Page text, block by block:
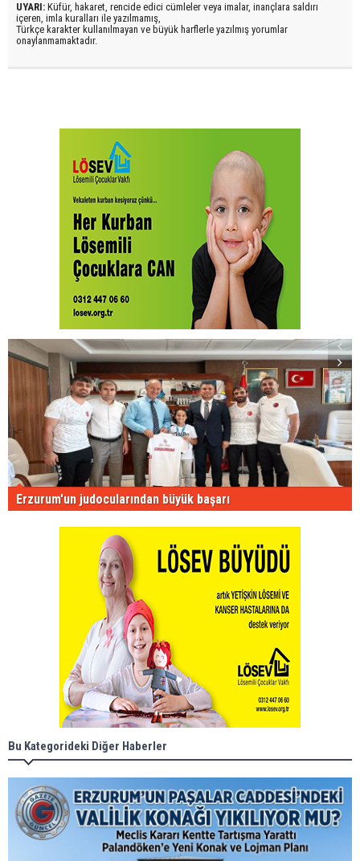
UYARI: Küfür, hakaret, rencide edici cümleler veya imalar, inançlara saldırı
içeren, imla kuralları ile yazılmamış,
Türkçe karakter kullanılmayan ve büyük harflerle yazılmış yorumlar
onaylanmamaktadır.
Erzurum'un judocularından büyük başarı
Bu Kategorideki Diğer Haberler